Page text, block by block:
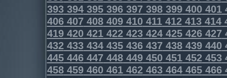
393394395396397398399400401
406407408409410411412413414
419420421422423424425426427
432433434435436437438439440
445446447448449450451452453
458459460461462463464465466